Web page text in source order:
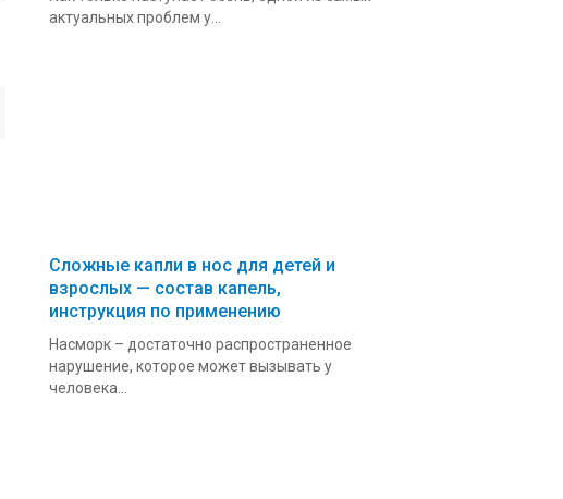
актуальных проблем у...
Сложные капли в нос для детей и
взрослых — состав капель,
инструкция по применению
Насморк – достаточно распространенное
нарушение, которое может вызывать у
человека...